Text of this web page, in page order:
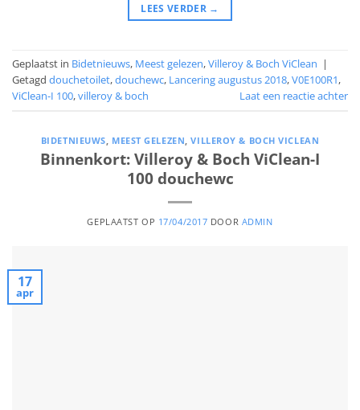
LEES VERDER →
Geplaatst in Bidetnieuws, Meest gelezen,Villeroy & Boch ViClean |
Getagd douchetoilet,douchewc, Lancering augustus 2018,V0E100R1,
ViClean-I 100,villeroy & boch Laat een reactie achter
BIDETNIEUWS MEEST GELEZEN ,VILLEROY & BOCH VICLEAN
Binnenkort: Villeroy & Boch ViClean-I
100 douchewc
GEPLAATST OP 17/04/2017 DOOR ADMIN
17
apr